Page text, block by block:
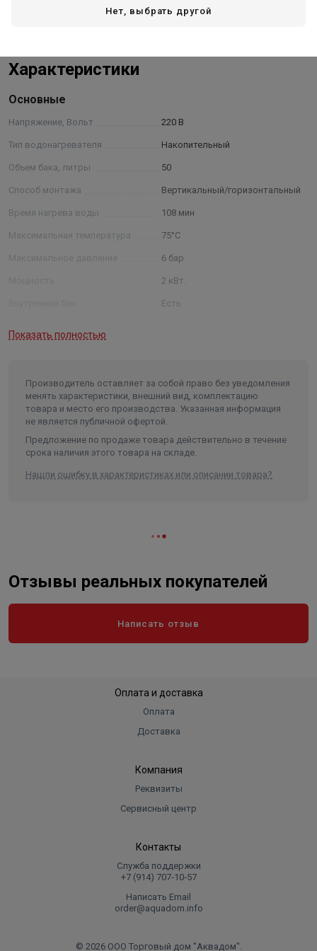
Данный водонагреватель имеет многоступенчатую систему
предохранительный сливной клапан, а также Устройство
Защитного Отключения на электрическом кабеле
компактный размер;
элементов (ТЭНов);
индикатор нагрева;
вертикальный);
эффективная теплоизоляция (CFC-Free);
класс пылевлагозащищенности IP X4.
Характеристики
Основные
Напряжение, Вольт 220 В
Тип водонагревателя Накопительный
Объем бака, литры 50
Способ монтажа Вертикальный/горизонтальный
Время нагрева воды 108 мин
Максимальная температура 75°С
Максимальное давление 6 бар
2 кВт.
Есть
элементы
2 года
Тип управления Электронное, дисплей
Сенсорная панель управления Нет
Регулировка мощности Да
Предохранительный клапан Есть
Форма
Да
"Сухой" ТЭН Есть
34.400
35.000
82.500
0.09933
Показать полностью
Производитель оставляет за собой право без уведомления
менять характеристики, внешний вид, комплектацию
товара и место его производства. Указанная информация
не является публичной офертой.
Предложение по продаже товара действительно в течение
срока наличия этого товара на складе.
Нашли ошибку в характеристиках или описании товара?
Отзывы реальных покупателей
Написать отзыв
Оплата и доставка
Оплата
Доставка
Компания
Реквизиты
Сервисный центр
Контакты
Служба поддержки
+7 (914) 707‑10‑57
Написать Email
order@aquadom.info
© 2026 ООО Торговый дом "Аквадом".
Нет, выбрать другой